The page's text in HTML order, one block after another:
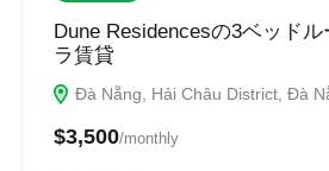
Dune Residencesの3ベッドル
ラ賃貸
Đà Nẵng, Hải Châu District, Đà
$3,500/monthly